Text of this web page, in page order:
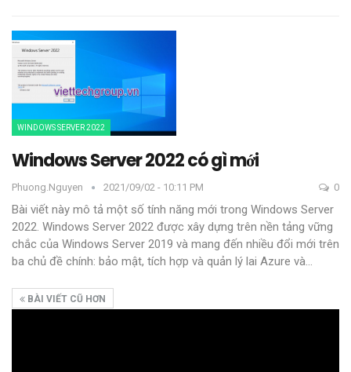
WINDOWS SERVER 2022
Windows Server 2022 có gì mới
Phuong.nguyen 2021/09/02 - 10:11 PM 0
Bài viết này mô tả một số tính năng mới trong Windows Server
2022. Windows Server 2022 được xây dựng trên nền tảng vững
chắc của Windows Server 2019 và mang đến nhiều đổi mới trên
ba chủ đề chính: bảo mật, tích hợp và quản lý lai Azure và…
BÀI VIẾT CŨ HƠN